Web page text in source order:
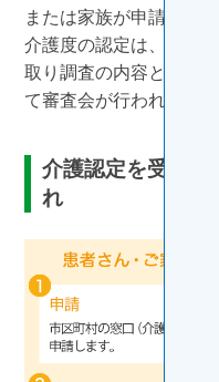
または家族が申請を行い
介護度の認定は、調査
取り調査の内容と主治
て審査会が行われ、決定
介護認定を受ける
れ